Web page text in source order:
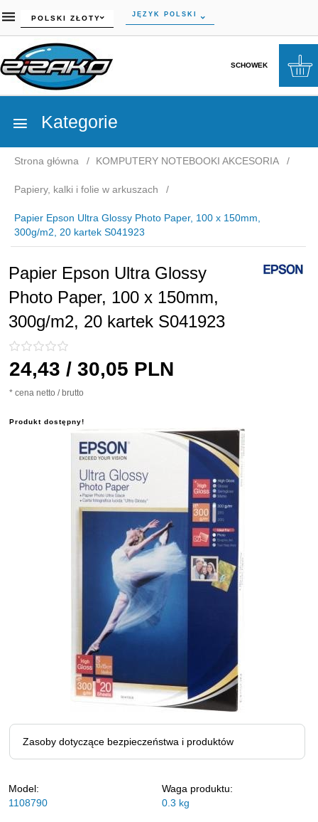
currency_h
POLSKI ZŁOTY JĘZYK POLSKI
SCHOWEK
Kategorie
Strona główna KOMPUTERY NOTEBOOKI AKCESORIA
Papiery, kalki i folie w arkuszach
Papier Epson Ultra Glossy Photo Paper, 100 x 150mm,
300g/m2, 20 kartek S041923
Papier Epson Ultra Glossy
Photo Paper, 100 x 150mm,
300g/m2, 20 kartek S041923
24,43 / 30,05 PLN
* cena netto / brutto
Produkt dostępny!
Zasoby dotyczące bezpieczeństwa i produktów
Model:
1108790
Waga produktu:
0.3 kg